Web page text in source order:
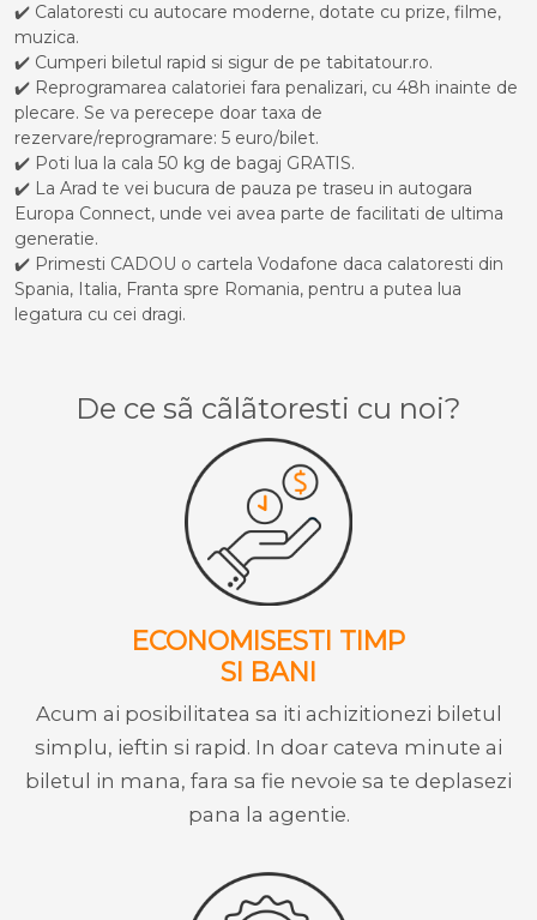
✔️ Calatoresti cu autocare moderne, dotate cu prize, filme,
muzica.
✔️ Cumperi biletul rapid si sigur de pe tabitatour.ro.
✔️ Reprogramarea calatoriei fara penalizari, cu 48h inainte de
plecare. Se va perecepe doar taxa de
rezervare/reprogramare: 5 euro/bilet.
✔️ Poti lua la cala 50 kg de bagaj GRATIS.
✔️ La Arad te vei bucura de pauza pe traseu in autogara
Europa Connect, unde vei avea parte de facilitati de ultima
generatie.
✔️ Primesti CADOU o cartela Vodafone daca calatoresti din
Spania, Italia, Franta spre Romania, pentru a putea lua
legatura cu cei dragi.
De ce sã cãlãtoresti cu noi?
ECONOMISESTI TIMP
SI BANI
Acum ai posibilitatea sa iti achizitionezi biletul
simplu, ieftin si rapid. In doar cateva minute ai
biletul in mana, fara sa fie nevoie sa te deplasezi
pana la agentie.